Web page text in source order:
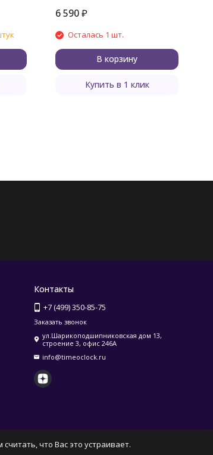
6 590₽
Осталась 1 шт.
В корзину
Купить в 1 клик
Контакты
+7 (499) 350-85-75
Заказать звонок
ул.Шарикоподшипниковская дом 13,
строение 3, офис 246А
info@timeoclock.ru
что Вас это устраивает.